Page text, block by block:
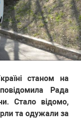
станом на
Рада
Стало відомо,
та одужали за